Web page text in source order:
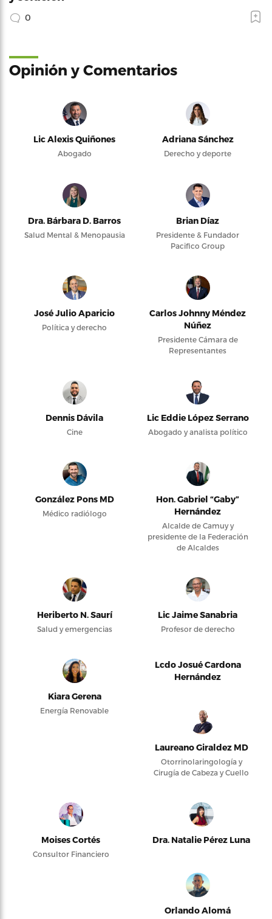
0
Opinión y Comentarios
Lic Alexis Quiñones
Abogado
Adriana Sánchez
Derecho y deporte
Dra. Bárbara D. Barros
Salud Mental & Menopausia
Brian Díaz
Presidente & Fundador
Pacifico Group
José Julio Aparicio
Política y derecho
Carlos Johnny Méndez
Núñez
Presidente Cámara de
Representantes
Dennis Dávila
Cine
Lic Eddie López Serrano
Abogado y analista político
González Pons MD
Médico radiólogo
Hon. Gabriel “Gaby”
Hernández
Alcalde de Camuy y
presidente de la Federación
de Alcaldes
Heriberto N. Saurí
Salud y emergencias
Lic Jaime Sanabria
Profesor de derecho
Kiara Gerena
Energía Renovable
Lcdo Josué Cardona
Hernández
Laureano Giraldez MD
Otorrinolaringología y
Cirugía de Cabeza y Cuello
Moises Cortés
Consultor Financiero
Dra. Natalie Pérez Luna
Orlando Alomá